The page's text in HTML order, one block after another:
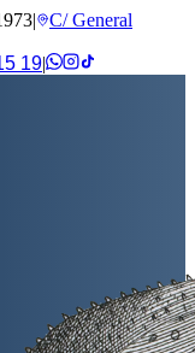
|
C/ General
19|